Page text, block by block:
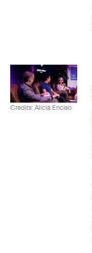
Credits: Alicia Enciso